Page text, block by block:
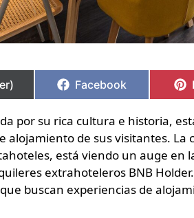
en
Facebook
por su rica cultura e historia,
alojamiento de sus visitantes.
está viendo un auge
extrahoteleros BNB
buscan experiencias de
en